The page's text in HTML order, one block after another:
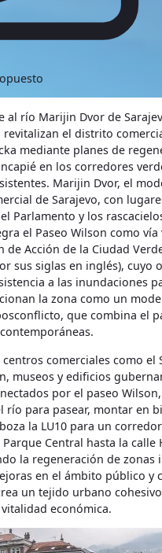
al río Marijin Dvor de
revitalizan el distrito
mediante planes de
en los corredores
Marijin Dvor, el
de Sarajevo, con
Parlamento y los
el Paseo Wilson como vía
de Acción de la Ciudad
sus siglas en inglés), cuyo
a las inundaciones
la zona como un
que combina el
comerciales como el
museos y edificios
por el paseo
río para pasear, montar en
la LU10 para un
Central hasta la calle
la regeneración de zonas
en el ámbito público y
un tejido urbano
económica.